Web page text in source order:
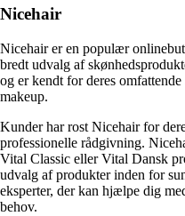
Nicehair
Nicehair er en populær
bredt udvalg af
og er kendt for deres
makeup.
Kunder har rost Nicehair for
professionelle rådgivning.
Vital Classic eller Vital Dansk
udvalg af produkter inden for
eksperter, der kan hjælpe dig
behov.